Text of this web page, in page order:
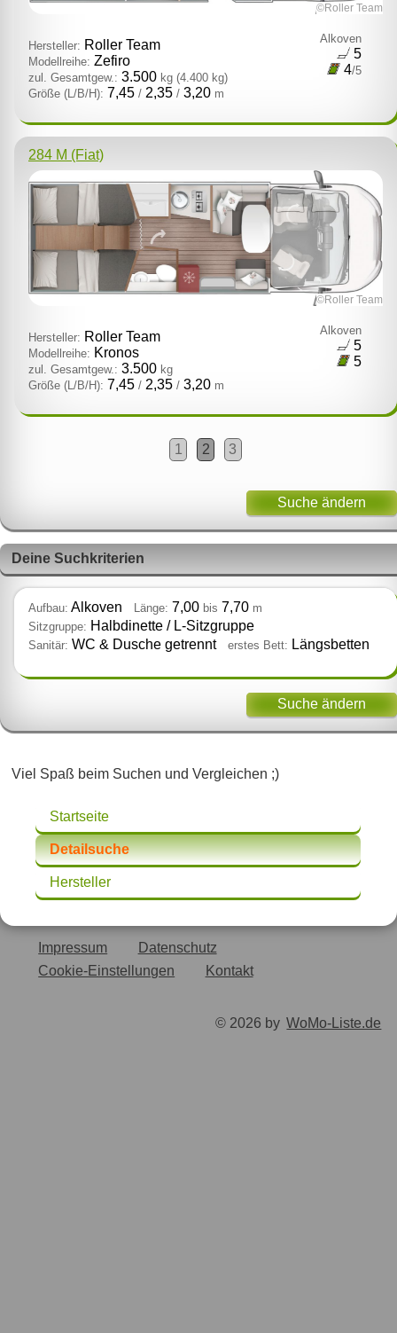
©Roller Team
Hersteller: Roller Team
Modellreihe: Zefiro
zul. Gesamtgew.: 3.500 kg (4.400 kg)
Größe (L/B/H): 7,45 / 2,35 / 3,20 m
Alkoven
5
4/5
284 M (Fiat)
©Roller Team
Hersteller: Roller Team
Modellreihe: Kronos
zul. Gesamtgew.: 3.500 kg
Größe (L/B/H): 7,45 / 2,35 / 3,20 m
Alkoven
5
5
1 2 3
Suche ändern
Deine Suchkriterien
Aufbau: Alkoven Länge: 7,00 bis 7,70 m
Sitzgruppe: Halbdinette / L‑Sitzgruppe
Sanitär: WC & Dusche getrennt erstes Bett: Längsbetten
Suche ändern
Viel Spaß beim Suchen und Vergleichen ;)
Startseite
Detailsuche
Hersteller
Impressum
Datenschutz
Cookie-Einstellungen
Kontakt
© 2026 by WoMo-Liste.de